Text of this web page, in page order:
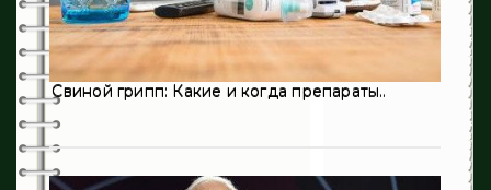
Терапия 406
Травматология 124
Флебология 1
Свиной грипп: Какие и когда препараты..